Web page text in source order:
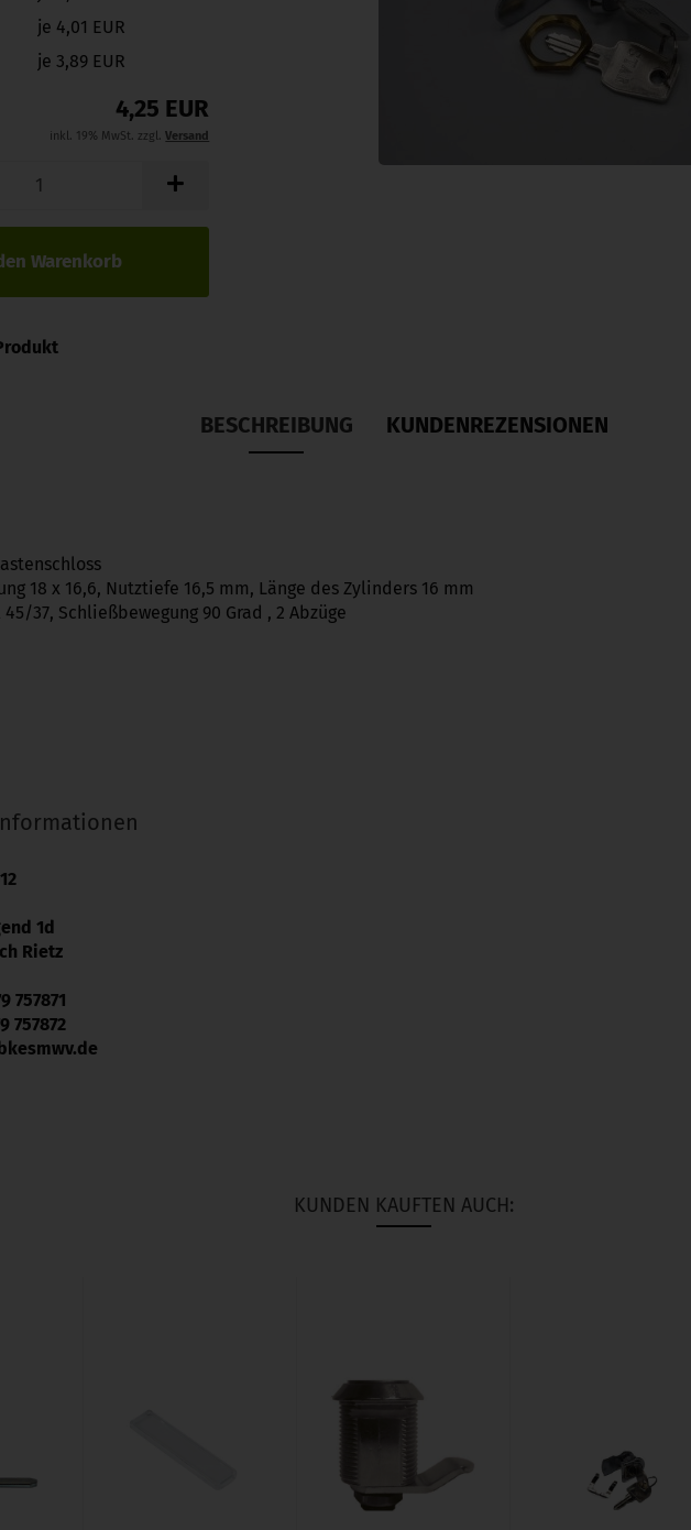
je 4,01 EUR
je 3,89 EUR
4,25 EUR
inkl. 19% MwSt. zzgl.Versand
Warenkorb
BESCHREIBUNG KUNDENREZENSIONEN
18 x 16,6, Nutztiefe 16,5 mm, Länge des Zylinders 16 mm
45/37, Schließbewegung 90 Grad , 2 Abzüge
1d
Rietz
757871
757872
KUNDEN KAUFTEN AUCH: